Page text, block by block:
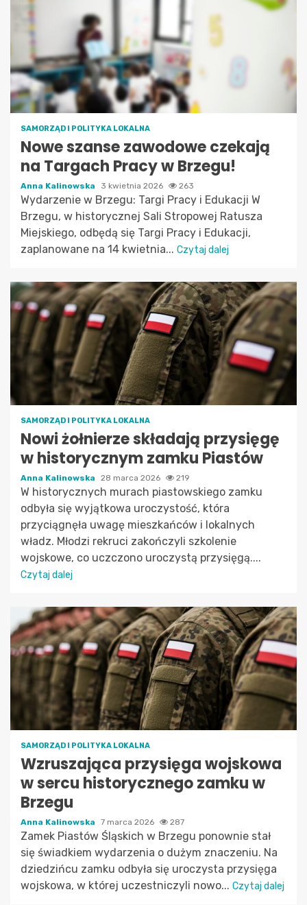
SAMORZĄD I POLITYKA LOKALNA
Nowe szanse zawodowe czekają
na Targach Pracy w Brzegu!
Anna Kalinowska 3 kwietnia 2026 263
Wydarzenie w Brzegu: Targi Pracy i Edukacji W
Brzegu, w historycznej Sali Stropowej Ratusza
Miejskiego, odbędą się Targi Pracy i Edukacji,
zaplanowane na 14 kwietnia... Czytaj dalej
SAMORZĄD I POLITYKA LOKALNA
Nowi żołnierze składają przysięgę
w historycznym zamku Piastów
Anna Kalinowska 28 marca 2026 219
W historycznych murach piastowskiego zamku
odbyła się wyjątkowa uroczystość, która
przyciągnęła uwagę mieszkańców i lokalnych
władz. Młodzi rekruci zakończyli szkolenie
wojskowe, co uczczono uroczystą przysięgą....
Czytaj dalej
SAMORZĄD I POLITYKA LOKALNA
Wzruszająca przysięga wojskowa
w sercu historycznego zamku w
Brzegu
Anna Kalinowska 7 marca 2026 287
Zamek Piastów Śląskich w Brzegu ponownie stał
się świadkiem wydarzenia o dużym znaczeniu. Na
dziedzińcu zamku odbyła się uroczysta przysięga
wojskowa, w której uczestniczyli nowo... Czytaj dalej